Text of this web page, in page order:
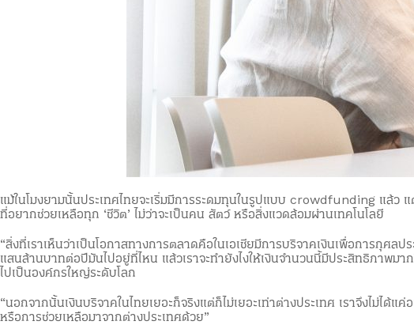
แม้ในโมงยามนั้นประเทศไทยจะเริ่มมีการระดมทุนในรูปแบบ crowdfunding แล้ว
ที่อยากช่วยเหลือทุก ‘ชีวิต’ ไม่ว่าจะเป็นคน สัตว์ หรือสิ่งแวดล้อมผ่านเทคโนโลยี
“สิ่งที่เราเห็นว่าเป็นโอกาสทางการตลาดคือในเอเชียมีการบริจาคเงินเพื่อการ
แสนล้านบาทต่อปีมันไปอยู่ที่ไหน แล้วเราจะทำยังไงให้เงินจำนวนนี้มีประสิทธิภาพ
ไปเป็นองค์กรใหญ่ระดับโลก
“นอกจากนั้นเงินบริจาคในไทยเยอะก็จริงแต่ก็ไม่เยอะเท่าต่างประเทศ เราจึงไม่
หรือการช่วยเหลือมาจากต่างประเทศด้วย”